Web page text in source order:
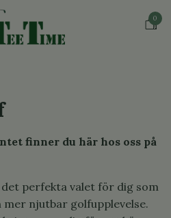
0
finner du här hos oss på
perfekta valet för dig som
mer njutbar golfupplevelse.